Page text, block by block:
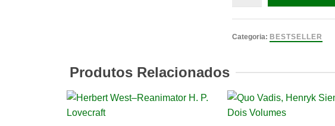
Sol
dos
Pés
Categoria: BESTSELLER
Produtos Relacionados